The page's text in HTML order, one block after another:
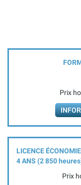
Prix
LICENCE
4 ANS (2 850heures
Prix